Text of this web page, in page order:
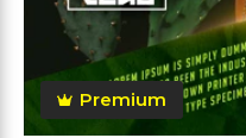
Premium